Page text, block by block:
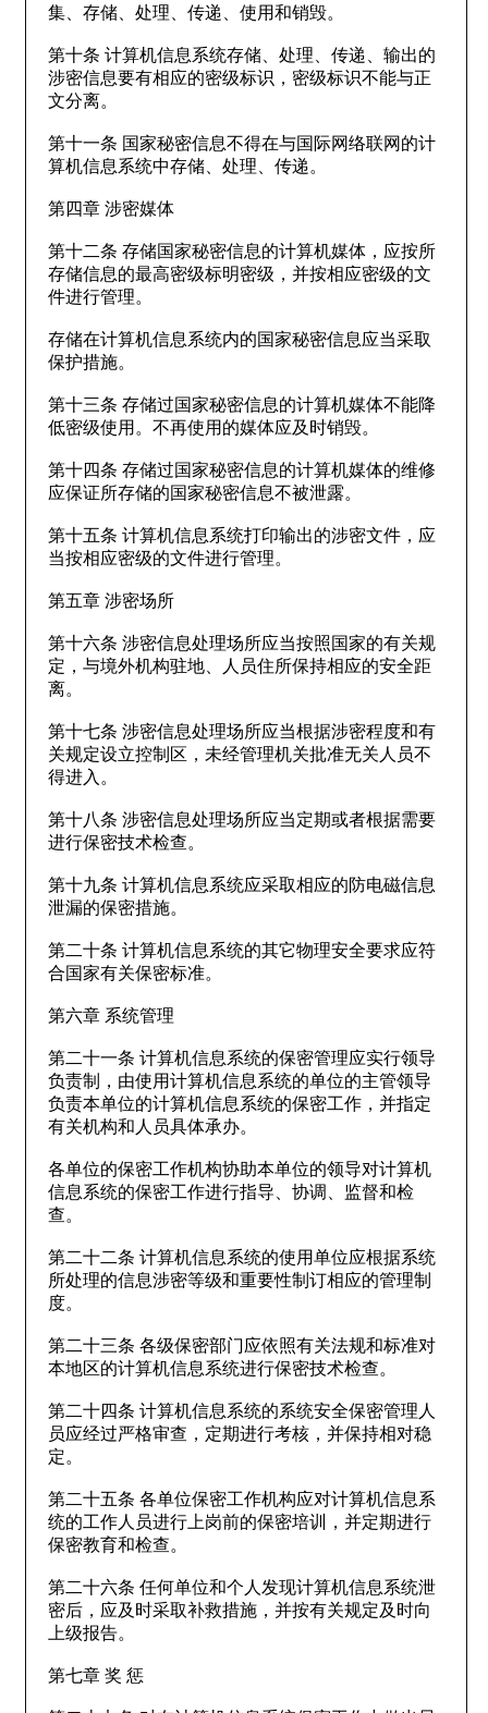
集、存储、处理、传递、使用和销毁。
第十条 计算机信息系统存储、处理、传递、输出的
涉密信息要有相应的密级标识，密级标识不能与正
文分离。
第十一条 国家秘密信息不得在与国际网络联网的计
算机信息系统中存储、处理、传递。
第四章 涉密媒体
第十二条 存储国家秘密信息的计算机媒体，应按所
存储信息的最高密级标明密级，并按相应密级的文
件进行管理。
存储在计算机信息系统内的国家秘密信息应当采取
保护措施。
第十三条 存储过国家秘密信息的计算机媒体不能降
低密级使用。不再使用的媒体应及时销毁。
第十四条 存储过国家秘密信息的计算机媒体的维修
应保证所存储的国家秘密信息不被泄露。
第十五条 计算机信息系统打印输出的涉密文件，应
当按相应密级的文件进行管理。
第五章 涉密场所
第十六条 涉密信息处理场所应当按照国家的有关规
定，与境外机构驻地、人员住所保持相应的安全距
离。
第十七条 涉密信息处理场所应当根据涉密程度和有
关规定设立控制区，未经管理机关批准无关人员不
得进入。
第十八条 涉密信息处理场所应当定期或者根据需要
进行保密技术检查。
第十九条 计算机信息系统应采取相应的防电磁信息
泄漏的保密措施。
第二十条 计算机信息系统的其它物理安全要求应符
合国家有关保密标准。
第六章 系统管理
第二十一条 计算机信息系统的保密管理应实行领导
负责制，由使用计算机信息系统的单位的主管领导
负责本单位的计算机信息系统的保密工作，并指定
有关机构和人员具体承办。
各单位的保密工作机构协助本单位的领导对计算机
信息系统的保密工作进行指导、协调、监督和检
查。
第二十二条 计算机信息系统的使用单位应根据系统
所处理的信息涉密等级和重要性制订相应的管理制
度。
第二十三条 各级保密部门应依照有关法规和标准对
本地区的计算机信息系统进行保密技术检查。
第二十四条 计算机信息系统的系统安全保密管理人
员应经过严格审查，定期进行考核，并保持相对稳
定。
第二十五条 各单位保密工作机构应对计算机信息系
统的工作人员进行上岗前的保密培训，并定期进行
保密教育和检查。
第二十六条 任何单位和个人发现计算机信息系统泄
密后，应及时采取补救措施，并按有关规定及时向
上级报告。
第七章 奖 惩